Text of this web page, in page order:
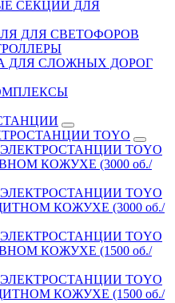
СЕКЦИИ ДЛЯ
ДЛЯ СВЕТОФОРОВ
ДЛЯ СЛОЖНЫХ ДОРОГ
TOYO
TOYO
КОЖУХЕ (3000 об./
TOYO
КОЖУХЕ (3000 об./
TOYO
КОЖУХЕ (1500 об./
TOYO
КОЖУХЕ (1500 об./